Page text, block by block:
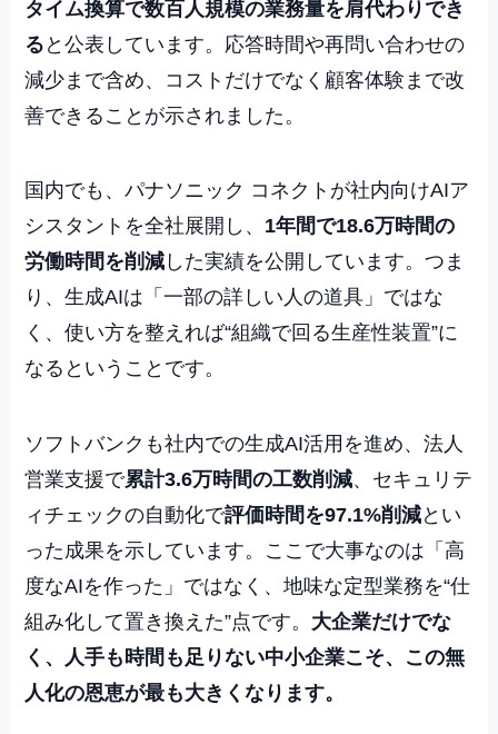
タイム換算で数百人規模の業務量を肩代わりでき
る と公表しています。応答時間や再問い合わせの
減少まで含め、コストだけでなく顧客体験まで改
善できることが示されました。
国内でも、パナソニック コネクトが社内向けAIア
シスタントを全社展開し、 1年間で18.6万時間の
労働時間を削減 した実績を公開しています。つま
り、生成AIは「一部の詳しい人の道具」ではな
く、使い方を整えれば“組織で回る生産性装置”に
なるということです。
ソフトバンクも社内での生成AI活用を進め、法人
営業支援で累計3.6万時間の工数削減、セキュリテ
ィチェックの自動化で評価時間を97.1%削減とい
った成果を示しています。ここで大事なのは「高
度なAIを作った」ではなく、地味な定型業務を“仕
組み化して置き換えた”点です。 大企業だけでな
く、人手も時間も足りない中小企業こそ、この無
人化の恩恵が最も大きくなります。